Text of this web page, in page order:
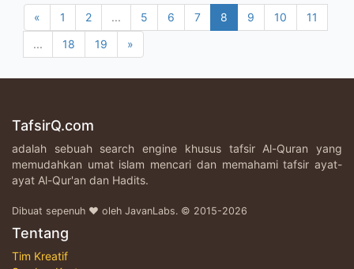
« 1 2 ... 5 6 7 8 9 10
11
...
18 19 »
TafsirQ.com
adalah sebuah search engine khusus tafsir Al-Quran yang
memudahkan umat islam mencari dan memahami tafsir ayat-
ayat Al-Qur'an dan Hadits.
Dibuat sepenuh ♥ oleh JavanLabs. © 2015-2026
Tentang
Tim Kreatif